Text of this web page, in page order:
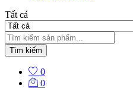
Tất cả
Tìm kiếm
0
0